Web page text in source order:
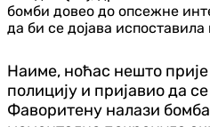
бомби довео до опсежне
да би се дојава
Наиме, ноћас нешто прије
полицију и пријавио да
Фаворитену налази